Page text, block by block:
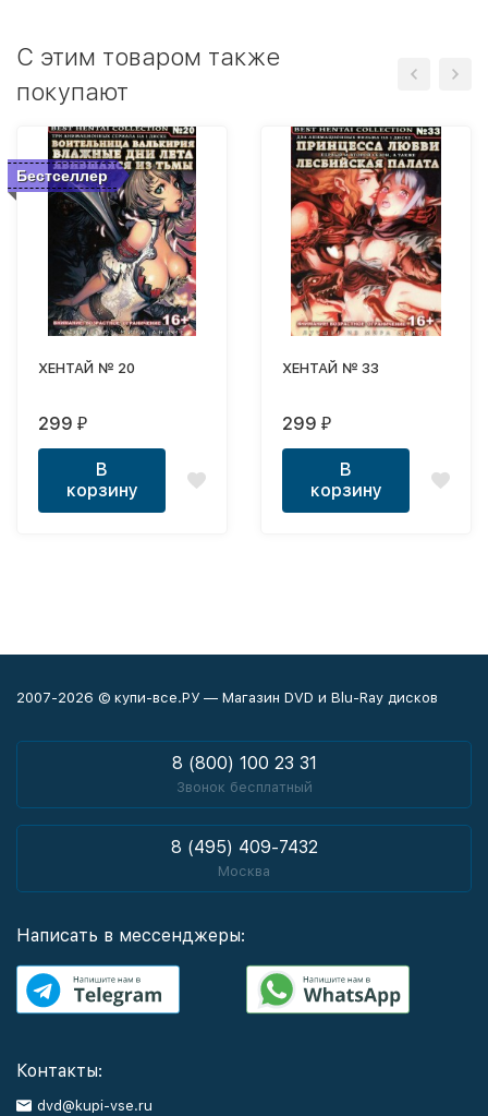
C этим товаром также
покупают
Бестселлер
ХЕНТАЙ № 20
299 ₽
В
корзину
ХЕНТАЙ № 33
299 ₽
В
корзину
2007-2026 © купи-все.РУ — Магазин DVD и Blu-Ray дисков
8 (800) 100 23 31
Звонок бесплатный
8 (495) 409-7432
Москва
Написать в мессенджеры:
Контакты:
dvd@kupi-vse.ru